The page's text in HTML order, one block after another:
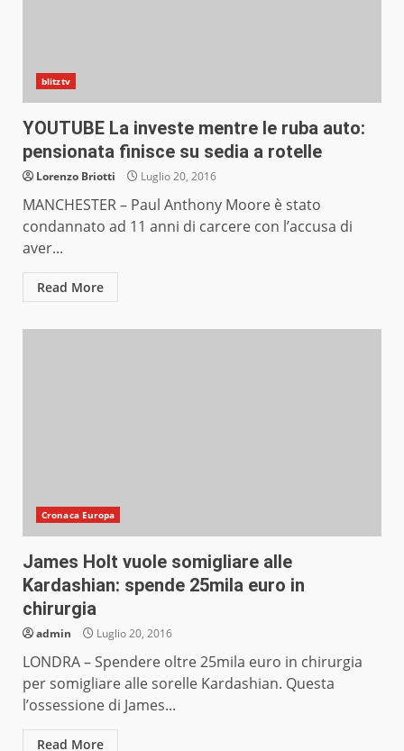
blitztv
YOUTUBE La investe mentre le ruba auto:
pensionata finisce su sedia a rotelle
Lorenzo Briotti Luglio 20, 2016
MANCHESTER – Paul Anthony Moore è stato
condannato ad 11 anni di carcere con l’accusa di
aver...
Read More
Cronaca Europa
James Holt vuole somigliare alle
Kardashian: spende 25mila euro in
chirurgia
admin Luglio 20, 2016
LONDRA – Spendere oltre 25mila euro in chirurgia
per somigliare alle sorelle Kardashian. Questa
l’ossessione di James...
Read More